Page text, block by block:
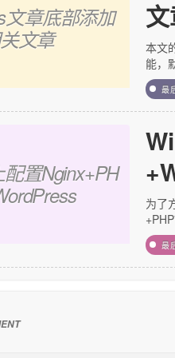
文章底部添加
文章
本文
能，
最
置Nginx+PH
为了
最